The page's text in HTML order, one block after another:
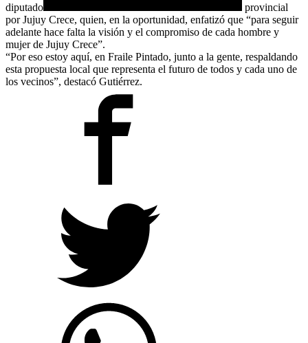
diputado
provincial
por Jujuy Crece, quien, en la oportunidad, enfatizó que “para seguir
adelante hace falta la visión y el compromiso de cada hombre y
mujer de Jujuy Crece”.
“Por eso estoy aquí, en Fraile Pintado, junto a la gente, respaldando
esta propuesta local que representa el futuro de todos y cada uno de
los vecinos”, destacó Gutiérrez.